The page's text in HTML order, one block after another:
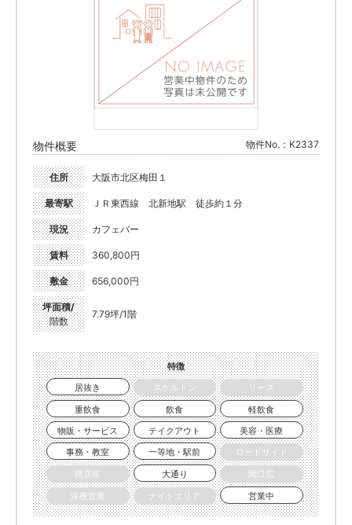
物件概要 物件No.：K2337
住所 大阪市北区梅田１
最寄駅 ＪＲ東西線 北新地駅 徒歩約１分
現況 カフェバー
賃料 360,800円
敷金 656,000円
坪面積/
階数
7.79坪/1階
特徴
居抜き
スケルトン
リース
重飲食
飲食
軽飲食
物販・サービス
テイクアウト
美容・医療
事務・教室
一等地・駅前
ロードサイド
商店街
大通り
間口広
深夜営業
ナイトエリア 営業中